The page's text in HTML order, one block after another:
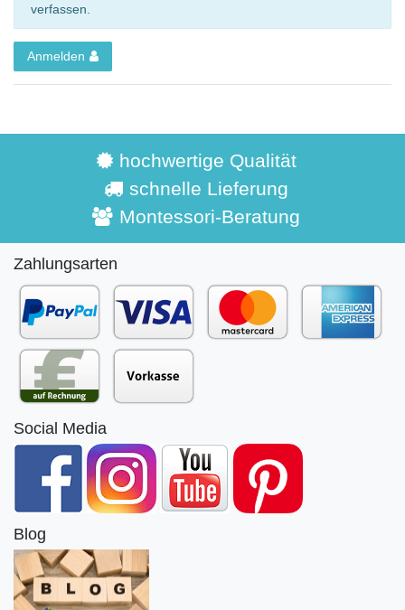
verfassen.
Anmelden
hochwertige Qualität
schnelle Lieferung
Montessori-Beratung
Zahlungsarten
Social Media
Blog